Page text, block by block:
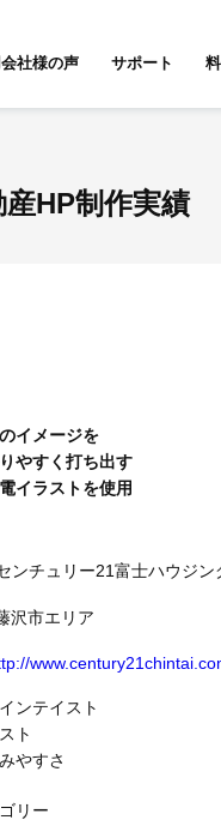
ム テナント
社様の声 サポート
HP制作実績
イメージを
やすく打ち出す
イラストを使用
ンチュリー21富士ハウジン
沢市エリア
ンテイスト
ト
やすさ
リー